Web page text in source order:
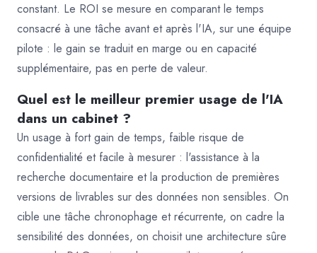
constant. Le ROI se mesure en comparant le temps
consacré à une tâche avant et après l'IA, sur une équipe
pilote : le gain se traduit en marge ou en capacité
supplémentaire, pas en perte de valeur.
Quel est le meilleur premier usage de l'IA
dans un cabinet ?
Un usage à fort gain de temps, faible risque de
confidentialité et facile à mesurer : l'assistance à la
recherche documentaire et la production de premières
versions de livrables sur des données non sensibles. On
cible une tâche chronophage et récurrente, on cadre la
sensibilité des données, on choisit une architecture sûre